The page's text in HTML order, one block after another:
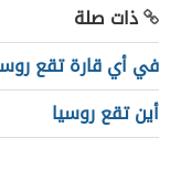
ذات صلة
في أي قارة تقع
أين تقع روسيا